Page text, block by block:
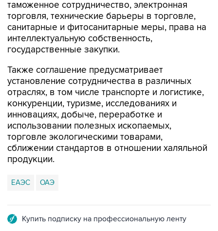
таможенное сотрудничество, электронная
торговля, технические барьеры в торговле,
санитарные и фитосанитарные меры, права на
интеллектуальную собственность,
государственные закупки.
Также соглашение предусматривает
установление сотрудничества в различных
отраслях, в том числе транспорте и логистике,
конкуренции, туризме, исследованиях и
инновациях, добыче, переработке и
использовании полезных ископаемых,
торговле экологическими товарами,
сближении стандартов в отношении халяльной
продукции.
ЕАЭС ОАЭ
Купить подписку на профессиональную ленту